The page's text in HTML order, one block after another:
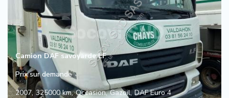
Camion DAF savoyarde LF
Prix sur demande
2007 325000 km Occasion Gazoil DAF Euro 4